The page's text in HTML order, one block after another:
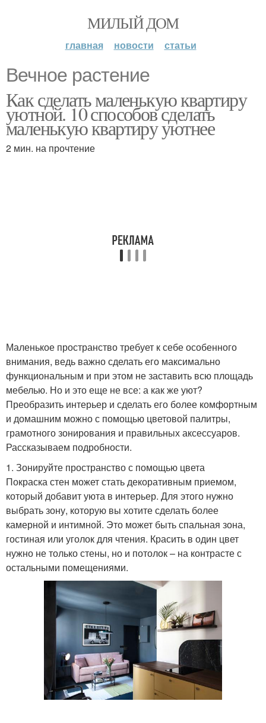
МИЛЫЙ ДОМ
главная новости статьи
Вечное растение
Как сделать маленькую квартиру
уютной. 10 способов сделать
маленькую квартиру уютнее
2 мин. на прочтение
Маленькое пространство требует к себе особенного
внимания, ведь важно сделать его максимально
функциональным и при этом не заставить всю площадь
мебелью. Но и это еще не все: а как же уют?
Преобразить интерьер и сделать его более комфортным
и домашним можно с помощью цветовой палитры,
грамотного зонирования и правильных аксессуаров.
Рассказываем подробности.
1. Зонируйте пространство с помощью цвета
Покраска стен может стать декоративным приемом,
который добавит уюта в интерьер. Для этого нужно
выбрать зону, которую вы хотите сделать более
камерной и интимной. Это может быть спальная зона,
гостиная или уголок для чтения. Красить в один цвет
нужно не только стены, но и потолок – на контрасте с
остальными помещениями.